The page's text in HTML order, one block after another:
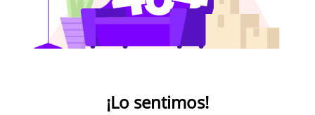
¡Lo sentimos!